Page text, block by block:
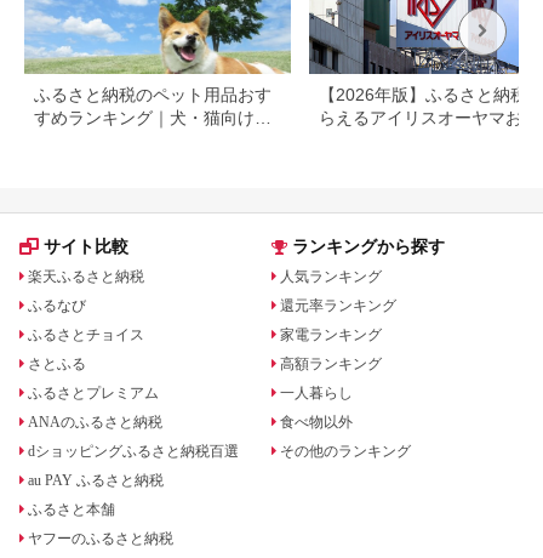
ふるさと納税のペット用品おす
すめランキング｜犬・猫向け人
【2026年版】ふるさと納税
らえるアイリスオーヤマおす
サイト比較
楽天ふるさと納税
ふるなび
ふるさとチョイス
さとふる
ふるさとプレミアム
ANAのふるさと納税
dショッピングふるさと納税百選
au PAY ふるさと納税
ふるさと本舗
ヤフーのふるさと納税
ランキングから探す
人気ランキング
還元率ランキング
家電ランキング
高額ランキング
一人暮らし
食べ物以外
その他のランキング